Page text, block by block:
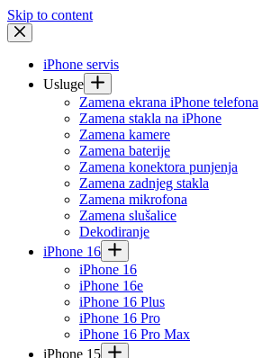
Skip to content
iPhone servis
Usluge
Zamena ekrana iPhone telefona
Zamena stakla na iPhone
Zamena kamere
Zamena baterije
Zamena konektora punjenja
Zamena zadnjeg stakla
Zamena mikrofona
Zamena slušalice
Dekodiranje
iPhone 16
iPhone 16
iPhone 16e
iPhone 16 Plus
iPhone 16 Pro
iPhone 16 Pro Max
iPhone 15